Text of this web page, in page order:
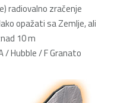
radiovalno zračenje
opažati sa Zemlje, ali
10 m
/ Hubble / F Granato